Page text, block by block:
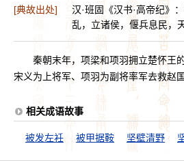
[典故出处]
汉·班固《汉书·高帝纪》：
乱，立诸侯，偃兵息民，
秦朝末年，项梁和项羽拥立楚怀王
宋义为上将军、项羽为副将率军去救赵
相关成语故事
被发左衽 被甲据鞍 坚壁清野